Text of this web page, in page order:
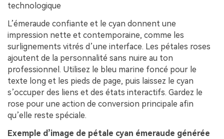
technologique
L’émeraude confiante et le cyan donnent une
impression nette et contemporaine, comme les
surlignements vitrés d’une interface. Les pétales roses
ajoutent de la personnalité sans nuire au ton
professionnel. Utilisez le bleu marine foncé pour le
texte long et les pieds de page, puis laissez le cyan
s’occuper des liens et des états interactifs. Gardez le
rose pour une action de conversion principale afin
qu’elle reste spéciale.
Exemple d’image de pétale cyan émeraude générée